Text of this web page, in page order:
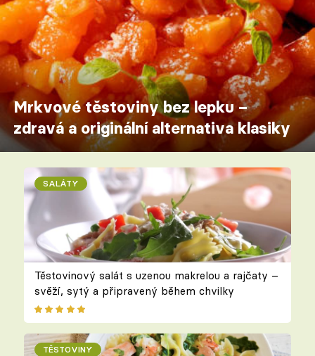
Mrkvové těstoviny bez lepku –
zdravá a originální alternativa klasiky
SALÁTY
Těstovinový salát s uzenou makrelou a rajčaty –
svěží, sytý a připravený během chvilky
TĚSTOVINY